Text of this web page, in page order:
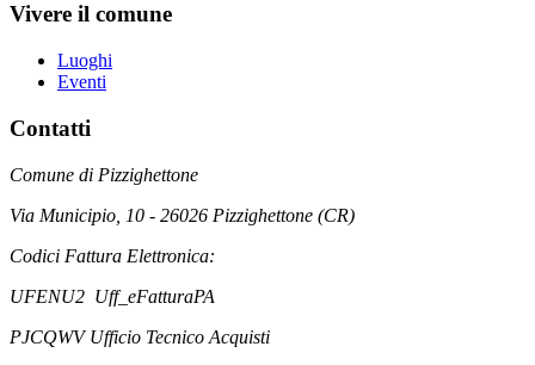
Vivere il comune
Luoghi
Eventi
Contatti
Comune di Pizzighettone
Via Municipio, 10 - 26026 Pizzighettone (CR)
Codici Fattura Elettronica:
UFENU2 Uff_eFatturaPA
PJCQWV Ufficio Tecnico Acquisti